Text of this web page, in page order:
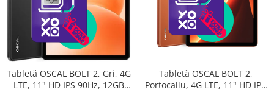
Tabletă OSCAL BOLT 2, Gri, 4G
LTE, 11" HD IPS 90Hz, 12GB
Tabletă OSCAL BOLT 2,
Portocaliu, 4G LTE, 11" HD IPS